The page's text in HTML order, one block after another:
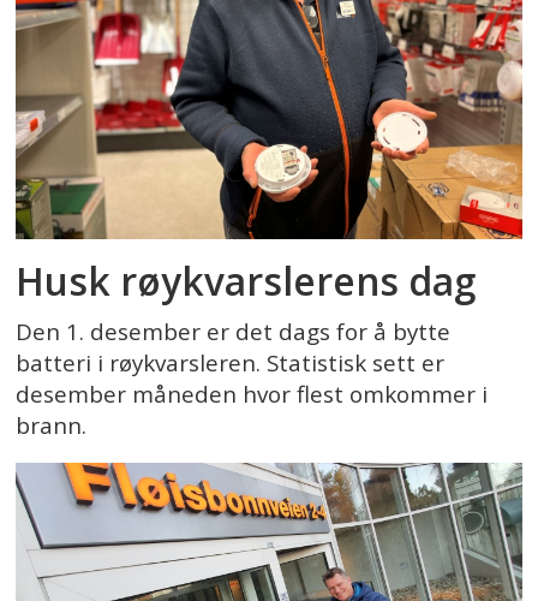
Husk røykvarslerens dag
Den 1. desember er det dags for å bytte
batteri i røykvarsleren. Statistisk sett er
desember måneden hvor flest omkommer i
brann.